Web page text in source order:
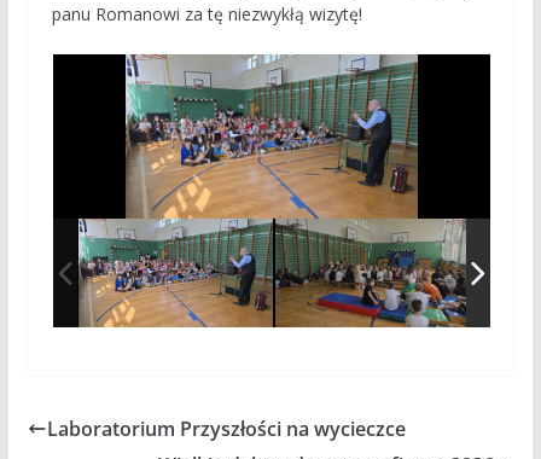
panu Romanowi za tę niezwykłą wizytę!
Laboratorium Przyszłości na wycieczce